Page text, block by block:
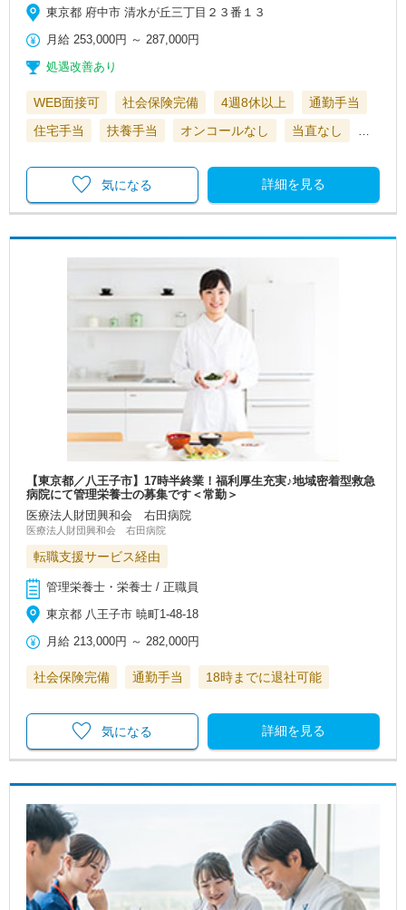
東京都 府中市 清水が丘三丁目２３番１３
月給 253,000円 ～ 287,000円
処遇改善あり
WEB面接可 社会保険完備 4週8休以上
通勤手当
住宅手当
扶養手当 オンコールなし 当直なし
詳細を見る
気になる
【東京都／八王子市】17時半終業！福利厚生充実♪地域密着型救急
病院にて管理栄養士の募集です＜常勤＞
医療法人財団興和会 右田病院
医療法人財団興和会 右田病院
転職支援サービス経由
管理栄養士・栄養士 / 正職員
東京都 八王子市 暁町1-48-18
月給 213,000円 ～282,000円
社会保険完備 通勤手当 18時までに退社可能
詳細を見る
気になる